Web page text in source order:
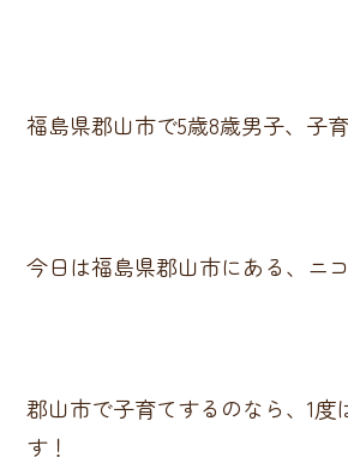
福島県郡山市で5歳8歳男子、子
今日は福島県郡山市にある、ニ
郡山市で子育てするのなら、1
す！